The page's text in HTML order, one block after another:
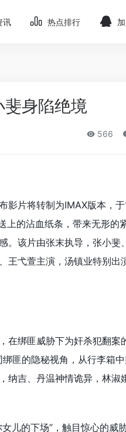
讯 热点排行
斐身陷绝境
566
影片将转制为IMAX版本，
上的沾血纸条，带来无形的
。该片由张末执导，张小斐
弋萱主演，汤镇业特别出
在绑匪威胁下为奸杀犯翻案
匪的隐秘视角，从行李箱
纳吉、丹温神情诡异，林淑
儿的下场”，触目惊心的威